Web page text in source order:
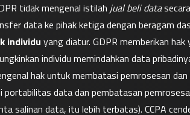
tidak mengenal istilah jual beli data
data ke pihak ketiga dengan beragam
individu yang diatur. GDPR memberikan
individu memindahkan data
hak untuk membatasi pemrosesan
portabilitas data dan pembatasan
salinan data, itu lebih terbatas). CCPA